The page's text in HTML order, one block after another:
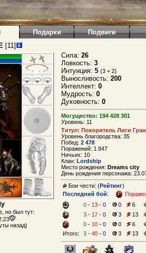
Подарки Подвиги
[11]
но был тут:
назад)
Сила: 26
Ловкость: 3
Интуиция: 5 (3 + 2)
Выносливость: 200
Интеллект: 0
Мудрость: 0
Духовность: 0
Могущество: 194 428 301
Уровень: 11
Титул: Покоритель Лиги
Уровень благородства: 35
Побед: 2 478
Поражений: 1 847
Ничьих: 10
Клан: Lordship
Место рождения: Dreams city
День рождения персонажа:
Бои чести: (Рейтинг)
Последний бой:
0 - 13 - 0 0
6
3 - 17 - 0 3
13
0 - 10 - 0 0
6
Итого:
3 - 40 - 0 3 13